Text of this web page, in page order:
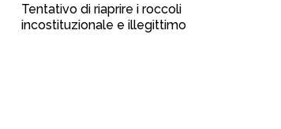
Tentativo di riaprire i roccoli
incostituzionale e illegittimo